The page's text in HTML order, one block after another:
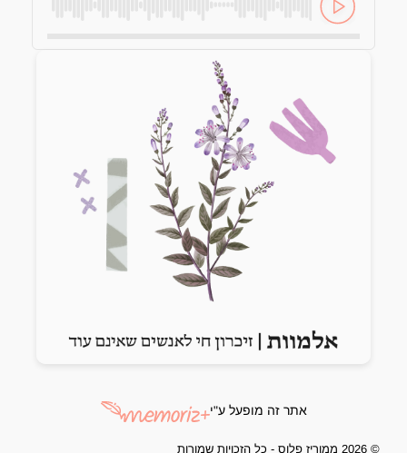
אתר זה מופעל ע"י
© 2026 ממוריז פלוס - כל הזכויות שמורות